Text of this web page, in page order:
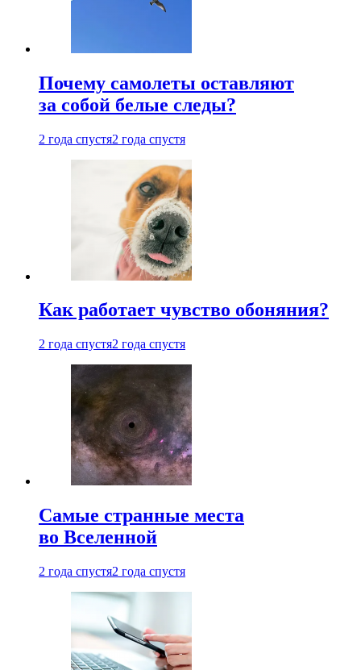
Почему самолеты оставляют
за собой белые следы?
2 года спустя2 года спустя
Как работает чувство обоняния?
2 года спустя2 года спустя
Самые странные места
во Вселенной
2 года спустя2 года спустя